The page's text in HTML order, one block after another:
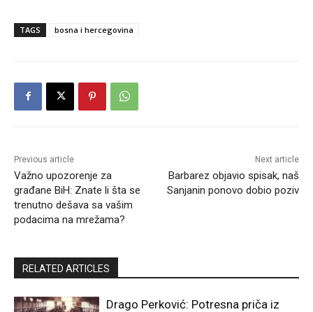
TAGS bosna i hercegovina
Previous article
Važno upozorenje za
građane BiH: Znate li šta se
trenutno dešava sa vašim
podacima na mrežama?
Next article
Barbarez objavio spisak, naš
Sanjanin ponovo dobio poziv
RELATED ARTICLES
Drago Perković: Potresna priča iz